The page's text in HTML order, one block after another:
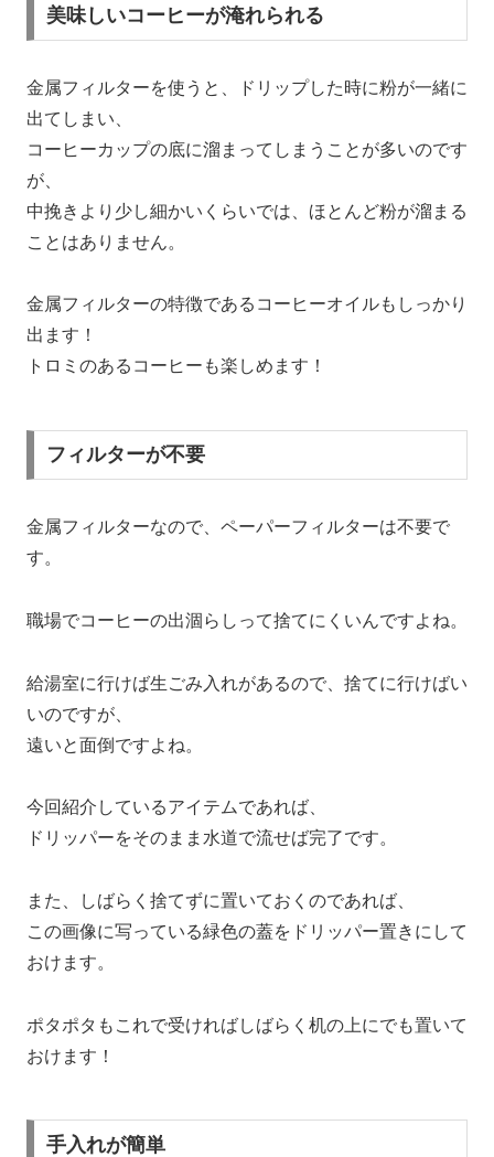
美味しいコーヒーが淹れられる
金属フィルターを使うと、ドリップした時に粉が一緒に
出てしまい、
コーヒーカップの底に溜まってしまうことが多いのです
が、
中挽きより少し細かいくらいでは、ほとんど粉が溜まる
ことはありません。
金属フィルターの特徴であるコーヒーオイルもしっかり
出ます！
トロミのあるコーヒーも楽しめます！
フィルターが不要
金属フィルターなので、ペーパーフィルターは不要で
す。
職場でコーヒーの出涸らしって捨てにくいんですよね。
給湯室に行けば生ごみ入れがあるので、捨てに行けばい
いのですが、
遠いと面倒ですよね。
今回紹介しているアイテムであれば、
ドリッパーをそのまま水道で流せば完了です。
また、しばらく捨てずに置いておくのであれば、
この画像に写っている緑色の蓋をドリッパー置きにして
おけます。
ポタポタもこれで受ければしばらく机の上にでも置いて
おけます！
手入れが簡単